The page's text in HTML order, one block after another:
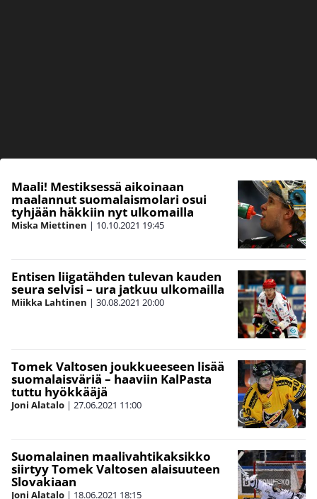
Maali! Mestiksessä aikoinaan
maalannut suomalaismolari osui
tyhjään häkkiin nyt ulkomailla
Miska Miettinen | 10.10.2021 19:45
Entisen liigatähden tulevan kauden
seura selvisi – ura jatkuu ulkomailla
Miikka Lahtinen | 30.08.2021 20:00
Tomek Valtosen joukkueeseen lisää
suomalaisväriä – haaviin KalPasta
tuttu hyökkääjä
Joni Alatalo | 27.06.2021 11:00
Suomalainen maalivahtikaksikko
siirtyy Tomek Valtosen alaisuuteen
Slovakiaan
Joni Alatalo | 18.06.2021 18:15